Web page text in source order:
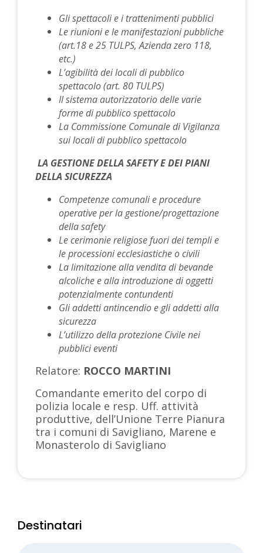
Gli spettacoli e i trattenimenti pubblici
Le riunioni e le manifestazioni pubbliche
(art.18 e 25 TULPS, Azienda zero 118,
etc.)
L’agibilità dei locali di pubblico
spettacolo (art. 80 TULPS)
Il sistema autorizzatorio delle varie
forme di pubblico spettacolo
La Commissione Comunale di Vigilanza
sui locali di pubblico spettacolo
LA GESTIONE DELLA SAFETY E DEI PIANI
DELLA SICUREZZA
Competenze comunali e procedure
operative per la gestione/progettazione
della safety
Le cerimonie religiose fuori dei templi e
le processioni ecclesiastiche o civili
La limitazione alla vendita di bevande
alcoliche e alla introduzione di oggetti
potenzialmente contundenti
Gli addetti antincendio e gli addetti alla
sicurezza
L’utilizzo della protezione Civile nei
pubblici eventi
Relatore: ROCCO MARTINI
Comandante emerito del corpo di
polizia locale e resp. Uff. attività
produttive, dell’Unione Terre Pianura
tra i comuni di Savigliano, Marene e
Monasterolo di Savigliano
Destinatari